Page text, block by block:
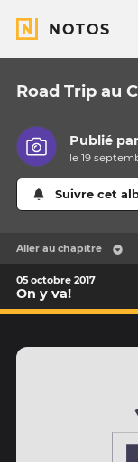
NOTOS
Road Trip au
Publié par
le 19
Suivre cet
Aller au chapitre
05 octobre 2017
On y va!